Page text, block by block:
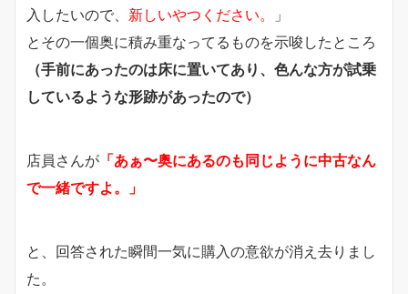
入したいので、 新しいやつください。
」
とその一個奥に積み重なってるものを示唆したところ
（手前にあったのは床に置いてあり、色んな方が試乗
しているような形跡があったので）
店員さんが 「あぁ〜奥にあるのも同じように中古なん
で一緒ですよ。」
と、回答された瞬間一気に購入の意欲が消え去りまし
た。